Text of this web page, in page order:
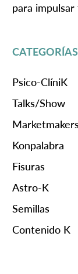
para
CATEGORÍAS
Psico-ClíniK
Talks/Show
Marketmakers
Konpalabra
Fisuras
Astro-K
Semillas
Contenido K